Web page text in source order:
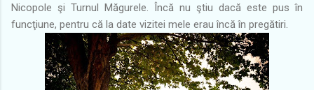
Nicopole şi Turnul Măgurele. Încă nu ştiu dacă este pus în
funcţiune, pentru că la date vizitei mele erau încă în pregătiri.